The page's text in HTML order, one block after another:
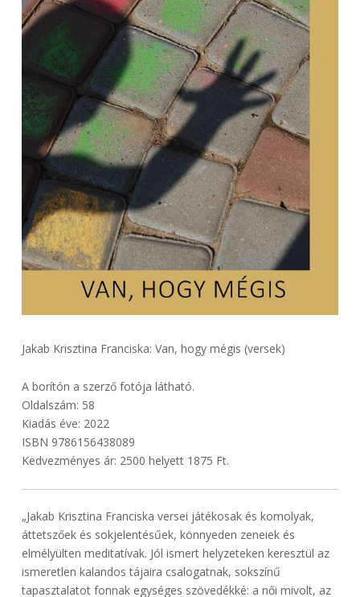
Jakab Krisztina Franciska: Van, hogy mégis (versek)
A borítón a szerző fotója látható.
Oldalszám: 58
Kiadás éve: 2022
ISBN 9786156438089
Kedvezményes ár: 2500 helyett 1875 Ft.
„Jakab Krisztina Franciska versei játékosak és komolyak,
áttetszőek és sokjelentésűek, könnyeden zeneiek és
elmélyülten meditatívak. Jól ismert helyzeteken keresztül az
ismeretlen kalandos tájaira csalogatnak, sokszínű
tapasztalatot fonnak egységes szövedékké: a női mivolt, az